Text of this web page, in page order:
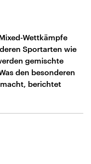
Wettkämpfe
Sportarten wie
gemischte
den besonderen
berichtet